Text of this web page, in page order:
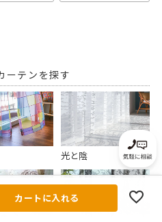
ーテンを探す
光と陰
カートに入れる